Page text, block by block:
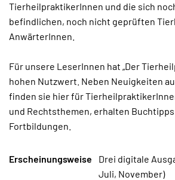
TierheilpraktikerInnen und die sich
befindlichen, noch nicht geprüften
AnwärterInnen.
Für unsere LeserInnen hat „Der
hohen Nutzwert. Neben Neuigkeiten
finden sie hier für
und Rechtsthemen, erhalten
Fortbildungen.
Erscheinungsweise
Drei digitale
Juli, November)